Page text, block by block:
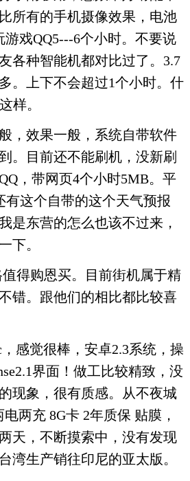
所有的手机摄像效果，电池
戏QQ5---6个小时。不要说
各种智能机都对比过了。3.7
。上下不会超过1个小时。什
样。
，效果一般，系统自带软件
。目前还不能刷机，没新刷
，带网页4个小时5MB。平
有这个自带的这个天气预报
是东营的怎么也该不过来，
下。
得购恩买。目前街机属于精
错。跟他们的相比都比较喜
感觉很棒，安卓2.3系统，操
界面！做工比较精致，没
现象，很有质感。从不夜城
两充 8G卡 2年质保 贴膜，
天，不断摸索中，没有发现
湾生产销往印尼的亚太版。